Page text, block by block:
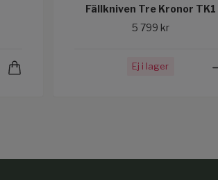
Fällkniven Tre Kronor TK1
5 799 kr
Ej i lager